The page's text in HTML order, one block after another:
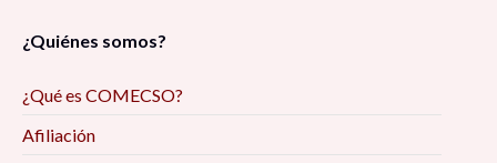
¿Quiénes somos?
¿Qué es COMECSO?
Afiliación